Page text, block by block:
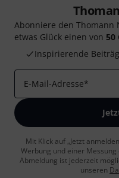
Abonniere den
etwas Glück einen von 50
Inspirierende
E-Mail-Adresse*
Mit Klick auf „Jetzt
Werbung und einer
Abmeldung ist jederzeit
unseren